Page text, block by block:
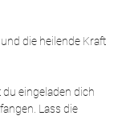
die heilende Kraft
eingeladen dich
Lass die